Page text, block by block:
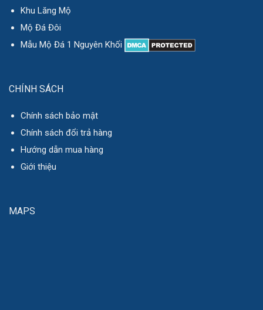
Khu Lăng Mộ
Mộ Đá Đôi
Mẫu Mộ Đá 1 Nguyên Khối
CHÍNH SÁCH
Chính sách bảo mật
Chính sách đổi trả hàng
Hướng dẫn mua hàng
Giới thiệu
MAPS